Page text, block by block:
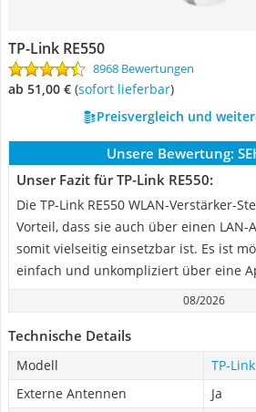
TP-Link RE550
8968 Bewertungen
ab 51,00 € ( Sofort lieferbar)
Preisvergleich und
Unsere Bewertung:
Unser Fazit für TP-Link RE550:
Die TP-Link RE550 WLAN-Verstärker-
Vorteil, dass sie auch über einen
somit vielseitig einsetzbar ist. Es ist
einfach und unkompliziert über eine
08/2026
Technische Details
Modell
TP-
Externe Antennen
Ja